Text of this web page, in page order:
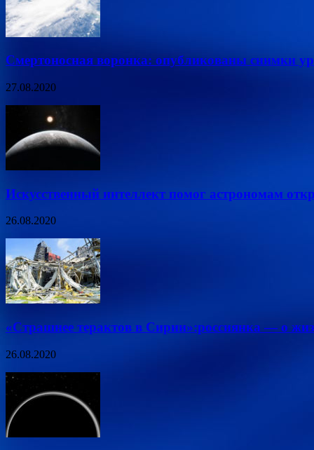
Смертоносная воронка: опубликованы снимки
27.08.2020
Искусственный интеллект помог астрономам
26.08.2020
«Страшнее терактов в Сирии»:россиянка — о
26.08.2020